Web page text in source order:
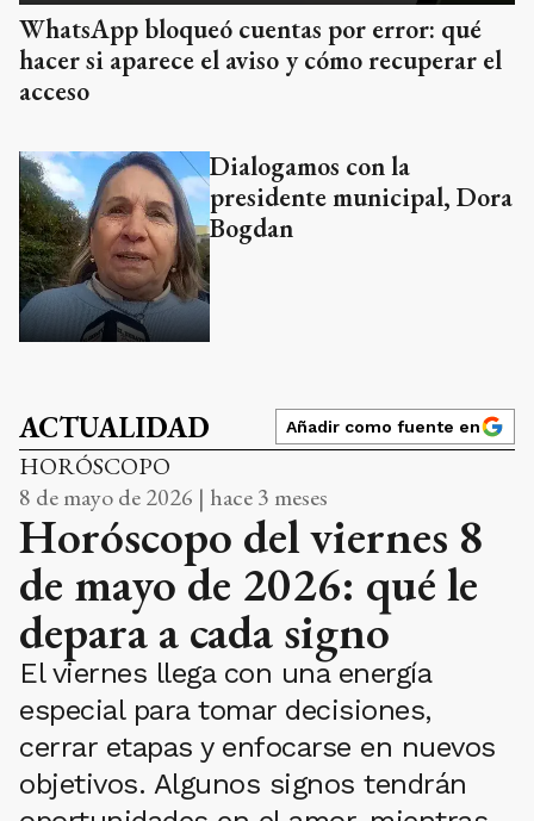
WhatsApp bloqueó cuentas por error: qué
hacer si aparece el aviso y cómo recuperar el
acceso
Dialogamos con la
presidente municipal, Dora
Bogdan
ACTUALIDAD Añadir como fuente en
HORÓSCOPO
8 de mayo de 2026 | hace 3 meses
Horóscopo del viernes 8
de mayo de 2026: qué le
depara a cada signo
El viernes llega con una energía
especial para tomar decisiones,
cerrar etapas y enfocarse en nuevos
objetivos. Algunos signos tendrán